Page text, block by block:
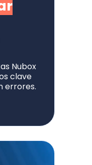
Nubox
clave
errores.